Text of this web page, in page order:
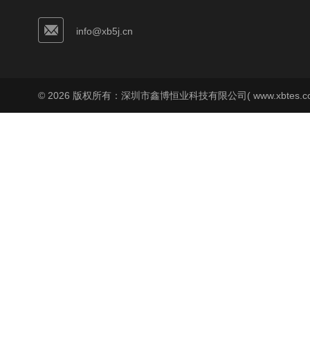
info@xb5j.cn
© 2026 版权所有：深圳市鑫博恒业科技有限公司(